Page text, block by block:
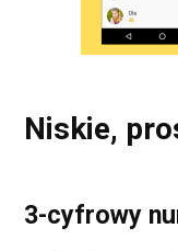
Niskie,
3-cyfrowy